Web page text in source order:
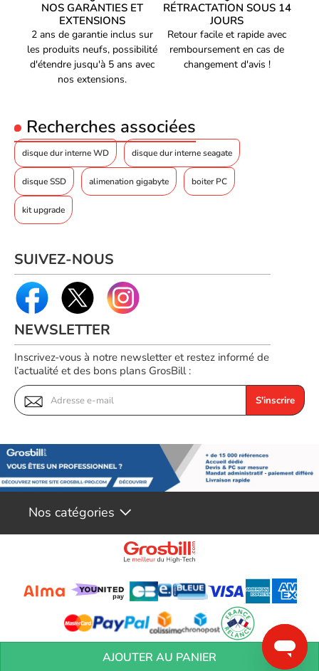
AJOUTER AU PANIER
NOS GARANTIES ET
EXTENSIONS
2 ans de garantie inclus sur
les produits neufs, possibilité
d'étendre jusqu'à 5 ans avec
nos extensions.
RÉTRACTATION SOUS 14
JOURS
Retour facile et rapide avec
remboursement en cas de
changement d'avis !
Recherches associées
disque dur interne WD disque dur interne seagate
disque SSD alimenation gigabyte boiter PC
kit upgrade
SUIVEZ-NOUS
NEWSLETTER
Inscrivez-vous à notre newsletter et restez informé de
l’actualité et des bons plans GrosBill :
S'inscrire
Nos catégories
Conditions générales de réservation Conditions générales de vente
Mentions
Vos informations personnelles Préférences Cookies
Aide &